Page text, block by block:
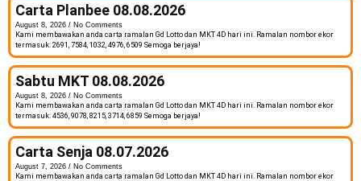
Carta Planbee 08.08.2026
August 8, 2026
No Comments
Kami membawakan anda carta ramalan Gd Lotto dan MKT 4D hari ini. Ramalan nombor ekor
termasuk: 2691, 7584, 1032, 4976, 6509 Semoga berjaya!
Sabtu MKT 08.08.2026
August 8, 2026
No Comments
Kami membawakan anda carta ramalan Gd Lotto dan MKT 4D hari ini. Ramalan nombor ekor
termasuk: 4536, 9078, 8215, 3714, 6859 Semoga berjaya!
Carta Senja 08.07.2026
August 7, 2026
No Comments
Kami membawakan anda carta ramalan Gd Lotto dan MKT 4D hari ini. Ramalan nombor ekor